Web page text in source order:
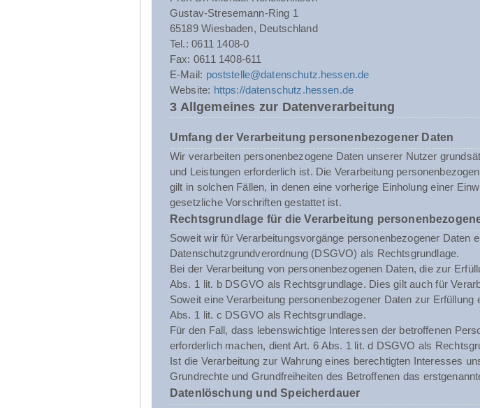
Gustav-Stresemann-Ring 1
65189 Wiesbaden, Deutschland
Tel.: 0611 1408-0
Fax: 0611 1408-611
E-Mail: poststelle@datenschutz.hessen.de
Website: https://datenschutz.hessen.de
3 Allgemeines zur Datenverarbeitung
Umfang der Verarbeitung personenbezogener Daten
Wir verarbeiten personenbezogene Daten unserer Nutzer
und Leistungen erforderlich ist. Die Verarbeitung
gilt in solchen Fällen, in denen eine vorherige Einholung einer
gesetzliche Vorschriften gestattet ist.
Rechtsgrundlage für die Verarbeitung
Soweit wir für Verarbeitungsvorgänge personenbezogener Daten
Datenschutzgrundverordnung (DSGVO) als Rechtsgrundlage.
Bei der Verarbeitung von personenbezogenen Daten, die zur
Abs. 1 lit. b DSGVO als Rechtsgrundlage. Dies gilt auch für
Soweit eine Verarbeitung personenbezogener Daten zur
Abs. 1 lit. c DSGVO als Rechtsgrundlage.
Für den Fall, dass lebenswichtige Interessen der betroffenen
erforderlich machen, dient Art. 6 Abs. 1 lit. d DSGVO als
Ist die Verarbeitung zur Wahrung eines berechtigten Interesses
Grundrechte und Grundfreiheiten des Betroffenen das
Datenlöschung und Speicherdauer